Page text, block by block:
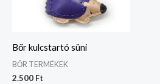
Bőr kulcstartó süni
BŐR TERMÉKEK
2.500 Ft